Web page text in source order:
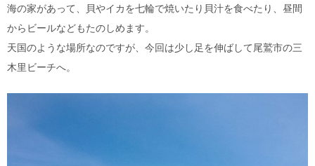
海の家があって、貝やイカを七輪で焼いたり貝汁を食べたり、昼間
からビールなどもたのしめます。
天国のような場所なのですが、今回は少し足を伸ばして尾鷲市の三
木里ビーチへ。